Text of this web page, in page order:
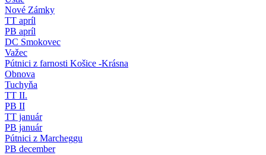
Nové Zámky
TT apríl
PB apríl
DC Smokovec
Važec
Pútnici z farnosti Košice -Krásna
Obnova
Tuchyňa
TT II.
PB II
TT január
PB január
Pútnici z Marcheggu
PB december